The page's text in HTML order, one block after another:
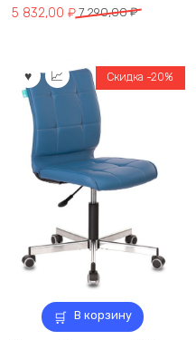
7 290,00₽
Первоначальная
290,00 ₽.
5 832,00 ₽
Текущая
832,00 ₽.
В корзину
Скидка -20%